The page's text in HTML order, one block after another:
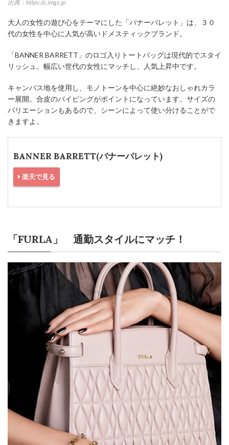
出典：https://c.imgz.jp
大人の女性の遊び心をテーマにした「バナーバレット」は、３０
代の女性を中心に人気が高いドメスティックブランド。
「BANNER BARRETT」のロゴ入りトートバッグは現代的でスタイ
リッシュ。幅広い世代の女性にマッチし、人気上昇中です。
キャンバス地を使用し、モノトーンを中心に絶妙なおしゃれカラ
ー展開。合皮のパイピングがポイントになっています。サイズの
バリエーションもあるので、シーンによって使い分けることがで
きますよ。
BANNER BARRETT(バナーバレット)
楽天で見る
「FURLA」 通勤スタイルにマッチ！